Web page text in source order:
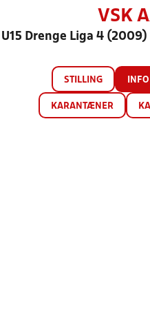
VSK
U15 Drenge Liga 4
STILLING INFO
KARANTÆNER